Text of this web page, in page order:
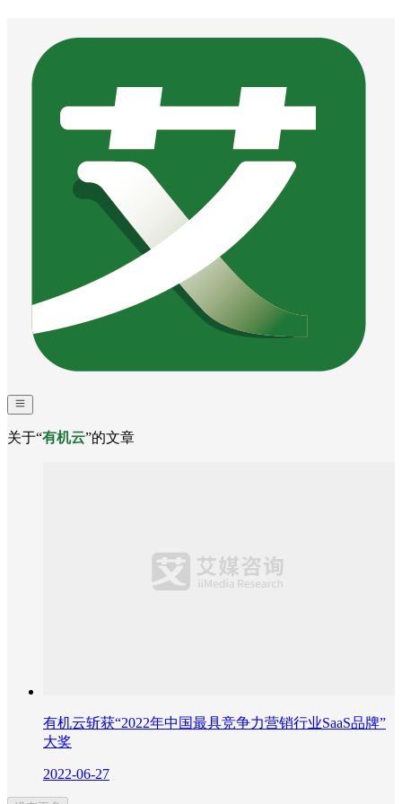
关于“有机云”的文章
有机云斩获“2022年中国最具竞争力营销行业SaaS品牌”
大奖
2022-06-27